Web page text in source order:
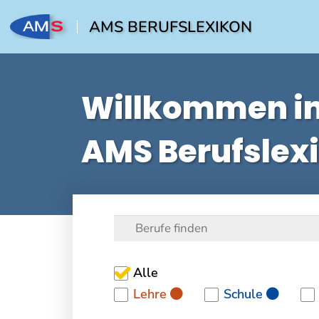
AMS BERUFSLEXIKON
Willkommen
AMS
Alle
Lehre
Schule